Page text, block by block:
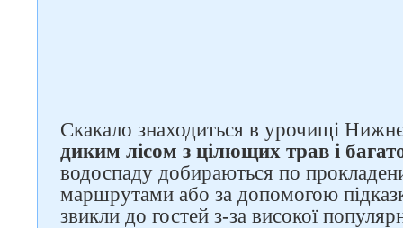
Скакало знаходиться в урочищі
диким лісом з цілющих трав і
водоспаду добираються по
маршрутами або за допомогою
звикли до гостей з-за високої